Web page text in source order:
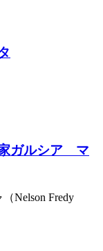
ガルシア゠マ
Nelson Fredy